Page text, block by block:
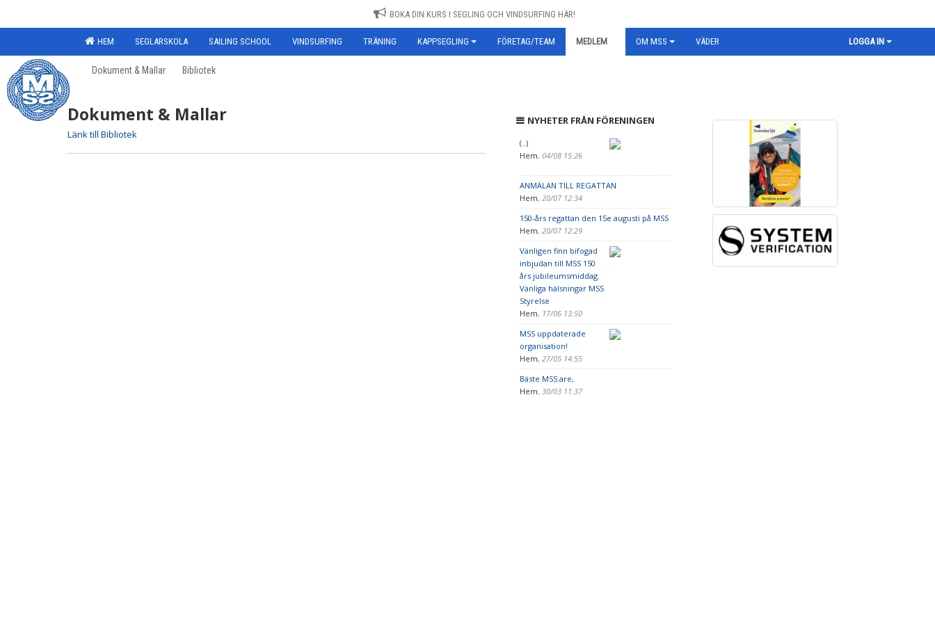
BOKA DIN KURS I SEGLING OCH VINDSURFING HÄR!
HEM SEGLARSKOLA SAILING SCHOOL VINDSURFING TRÄNING KAPPSEGLING FÖRETAG/TEAM MEDLEM OM MSS VÄDER LOGGA IN
Dokument & Mallar Bibliotek
Dokument & Mallar
Länk till Bibliotek
NYHETER FRÅN FÖRENINGEN
(..)
Hem, 04/08 15:26
ANMÄLAN TILL REGATTAN
Hem, 20/07 12:34
150-års regattan den 15e augusti på MSS
Hem, 20/07 12:29
Vänligen finn bifogad
inbjudan till MSS 150
års jubileumsmiddag.
Vänliga hälsningar MSS
Styrelse
Hem, 17/06 13:50
MSS uppdaterade
organisation!
Hem, 27/05 14:55
Bäste MSS:are,
Hem, 30/03 11:37